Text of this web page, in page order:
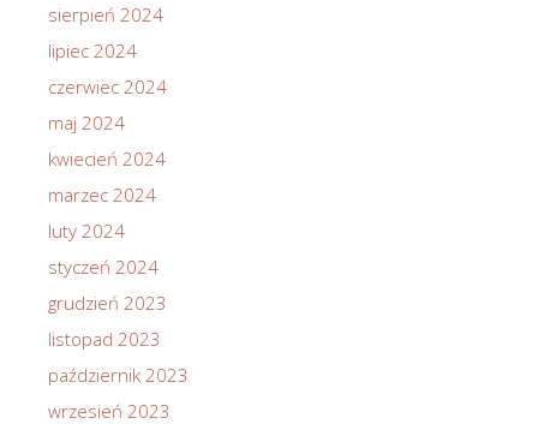
sierpień 2024
lipiec 2024
czerwiec 2024
maj 2024
kwiecień 2024
marzec 2024
luty 2024
styczeń 2024
grudzień 2023
listopad 2023
październik 2023
wrzesień 2023